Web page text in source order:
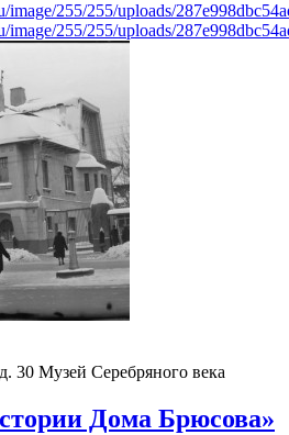
image/255/255/uploads/
image/255/255/uploads/
30 Музей Серебряного века
Дома Брюсова»